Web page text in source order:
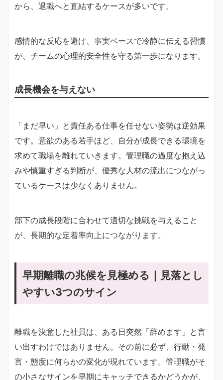
から、退職へと直結するケースが多いです。
感情的な反応を避け、事実ベースで冷静に伝える習慣
が、チームの心理的安全性を守る第一歩になります。
成長機会を与えない
「まだ早い」と責任ある仕事を任せない姿勢は逆効果
です。意欲のある若手ほど、自分が成長できる環境を
求めて職場を離れていきます。管理職の過度な抱え込
みや慎重すぎる判断が、優秀な人材の流出につながっ
ているケースは少なくありません。
部下の成長段階に合わせて適切な挑戦を与えること
が、長期的な定着率向上につながります。
早期離職の兆候を見極める｜見落とし
やすい3つのサイン
離職を決意した社員は、ある日突然「辞めます」と言
い出すわけではありません。その前に必ず、行動・発
言・態度に何らかの変化が現れています。管理職がそ
の小さなサインを早期にキャッチできるかどうかが、